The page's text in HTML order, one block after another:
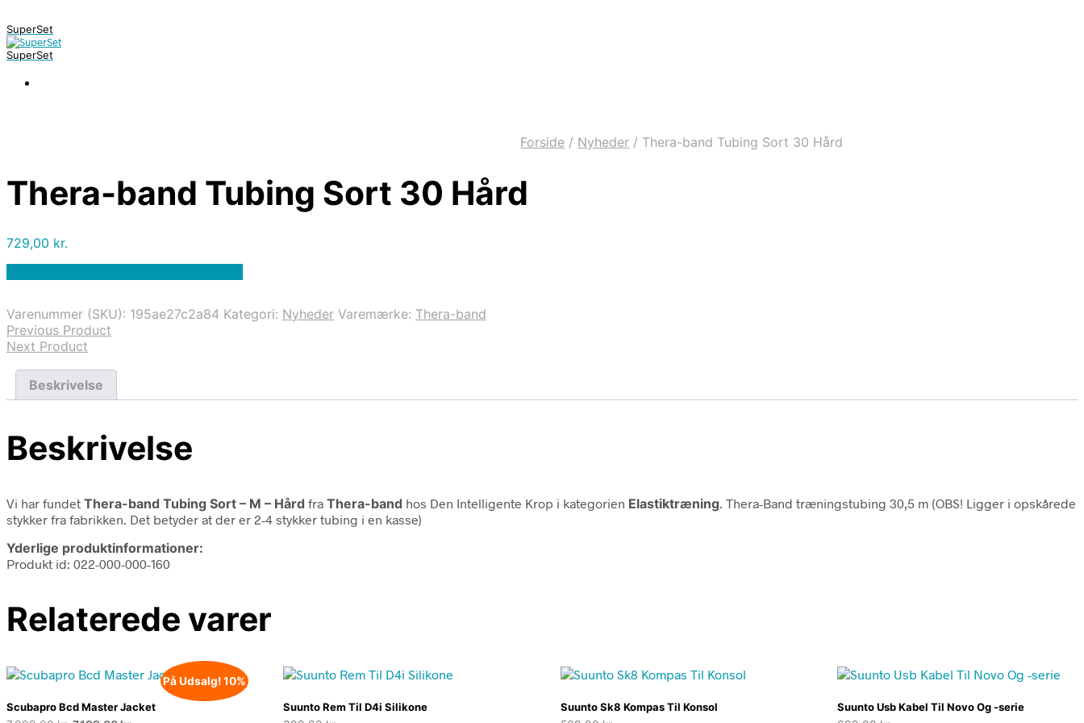
SuperSet
SuperSet
Forside / Nyheder / Thera-band Tubing Sort 30 Hård
Thera-band Tubing Sort 30 Hård
729,00 kr.
Varenummer (SKU): 195ae27c2a84 Kategori: Nyheder Varemærke: Thera-band
Previous Product
Next Product
Beskrivelse
Beskrivelse
Vi har fundet Thera-band Tubing Sort – M – Hård fra Thera-band hos Den Intelligente Krop i kategorien Elastiktræning. Thera-Band træningstubing 30,5 m (OBS! Ligger i opskårede
stykker fra fabrikken. Det betyder at der er 2-4 stykker tubing i en kasse)
Yderlige produktinformationer:
Produkt id: 022-000-000-160
Relaterede varer
På Udsalg! 10%
Scubapro Bcd Master Jacket
Suunto Rem Til D4i Silikone
Suunto Sk8 Kompas Til Konsol
Suunto Usb Kabel Til Novo Og -serie